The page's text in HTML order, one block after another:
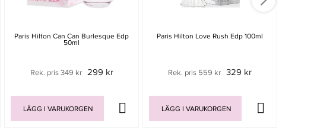
Paris Hilton Can Can Burlesque Edp
50ml
Rek. pris 349 kr 299 kr
LÄGG I VARUKORGEN
Paris Hilton Love Rush Edp 100ml
Rek. pris 559 kr 329 kr
LÄGG I VARUKORGEN